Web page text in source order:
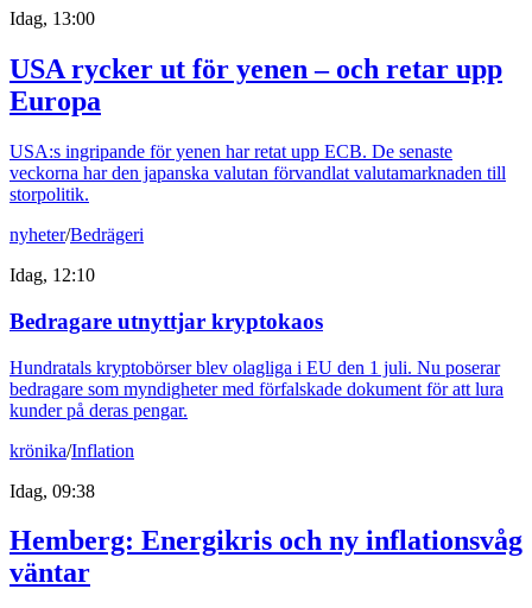
Idag, 13:00
USA rycker ut för yenen – och retar upp
Europa
USA:s ingripande för yenen har retat upp ECB. De senaste
veckorna har den japanska valutan förvandlat valutamarknaden till
storpolitik.
nyheter/Bedrägeri
Idag, 12:10
Bedragare utnyttjar kryptokaos
Hundratals kryptobörser blev olagliga i EU den 1 juli. Nu poserar
bedragare som myndigheter med förfalskade dokument för att lura
kunder på deras pengar.
krönika/Inflation
Idag, 09:38
Hemberg: Energikris och ny inflationsvåg
väntar